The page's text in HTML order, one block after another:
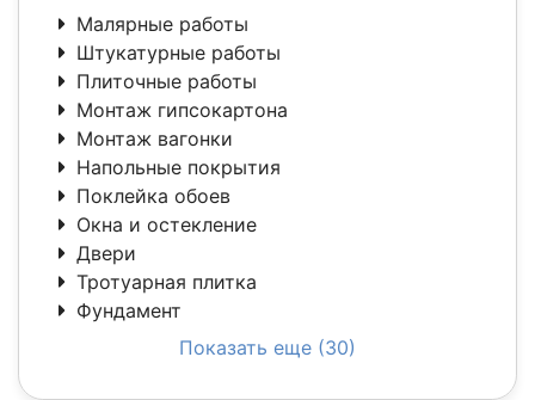
Малярные работы
Штукатурные работы
Плиточные работы
Монтаж гипсокартона
Монтаж вагонки
Напольные покрытия
Поклейка обоев
Окна и остекление
Двери
Тротуарная плитка
Фундамент
Показать еще (30)